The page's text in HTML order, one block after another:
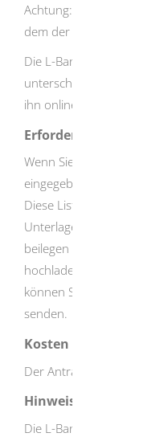
Achtung: Die L-Bank
dem der unterschriebene
Die L-Bank bearbeitet
unterschrieben bei ihr
ihn online gestellt haben.
Erforderliche
Wenn Sie alle Fragen
eingegeben haben,
Diese Liste passt zu Ihren
Unterlagen, die Sie Ihrem
beilegen müssen. Sie
hochladen. Nachdem Sie
können Sie der L-Bank
senden.
Kosten
Der Antrag auf Elterngeld
Hinweise
Die L-Bank berechnet Ihr